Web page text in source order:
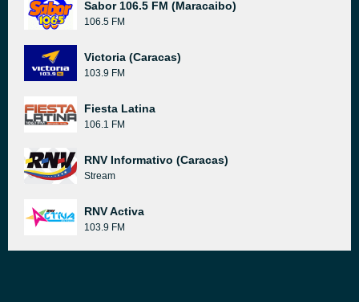
Sabor 106.5 FM (Maracaibo)
106.5 FM
Victoria (Caracas)
103.9 FM
Fiesta Latina
106.1 FM
RNV Informativo (Caracas)
Stream
RNV Activa
103.9 FM